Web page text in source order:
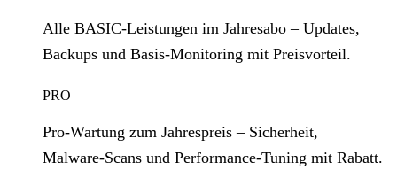
Alle BASIC‑Leistungen im Jahresabo – Updates,
Backups und Basis‑Monitoring mit Preisvorteil.
PRO
Pro‑Wartung zum Jahrespreis – Sicherheit,
Malware‑Scans und Performance‑Tuning mit Rabatt.